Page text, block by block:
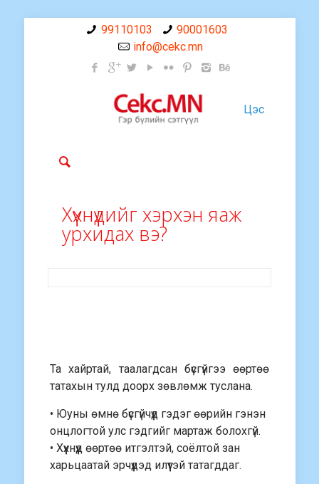
99110103
90001603
info@cekc.mn
Цэс
Хүүхнүүдийг хэрхэн яаж
урхидах вэ?
Та хайртай, таалагдсан бүсгүйгээ өөртөө
татахын тулд доорх зөвлөмж туслана.
• Юуны өмнө бүсгүйчүүд гэдэг өөрийн гэнэн
онцлогтой улс гэдгийг мартаж болохгүй.
• Хүүхнүүд өөртөө итгэлтэй, соёлтой зан
харьцаатай эрчүүдэд илүүтэй татагддаг.